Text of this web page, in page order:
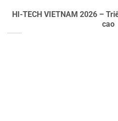
HI-TECH VIETNAM 2026 –
cao